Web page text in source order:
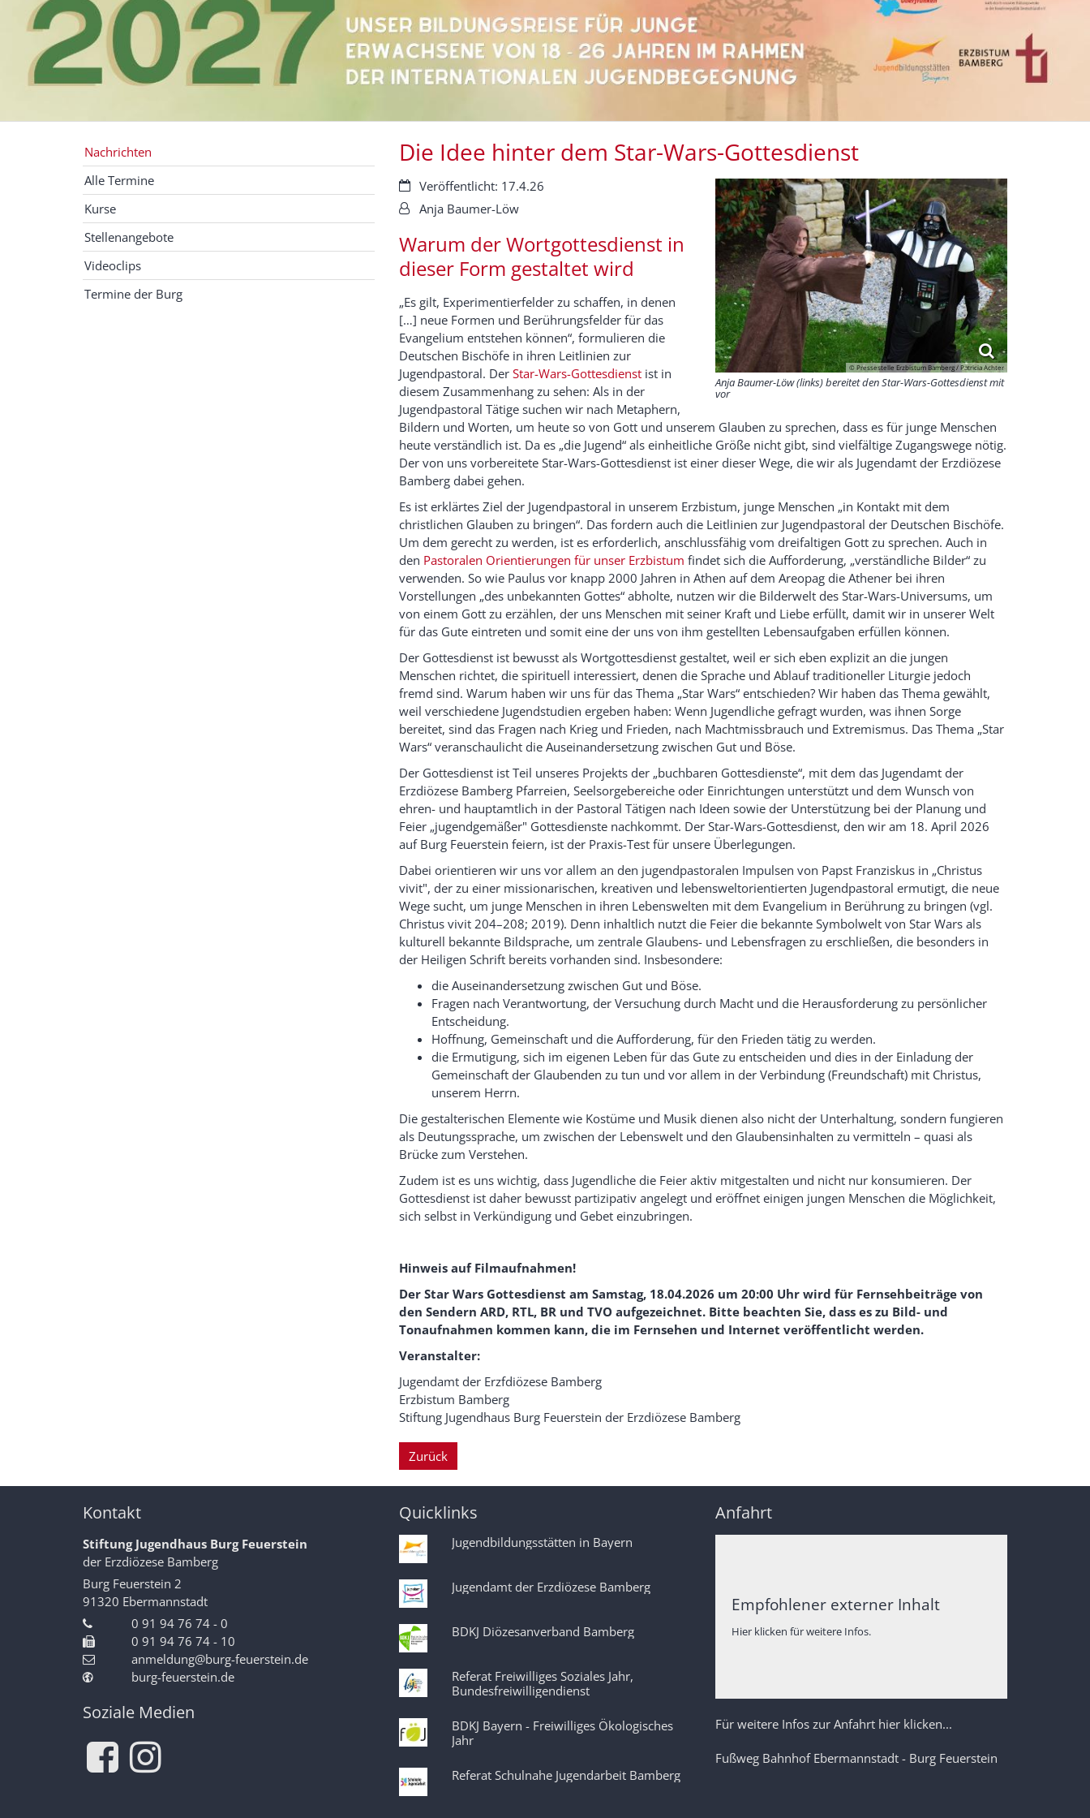
Die Idee hinter dem Star-Wars-Gottesdienst
© Pressestelle Erzbistum Bamberg / Patricia Achter
Anja Baumer-Löw (links) bereitet den Star-Wars-Gottesdienst mit
vor
Datum:Veröffentlicht: 17.4.26
Von:Anja Baumer-Löw
Warum der Wortgottesdienst in
dieser Form gestaltet wird
„Es gilt, Experimentierfelder zu schaffen, in denen
[…] neue Formen und Berührungsfelder für das
Evangelium entstehen können“, formulieren die
Deutschen Bischöfe in ihren Leitlinien zur
Jugendpastoral. Der Star-Wars-Gottesdienst ist in
diesem Zusammenhang zu sehen: Als in der
Jugendpastoral Tätige suchen wir nach Metaphern,
Bildern und Worten, um heute so von Gott und unserem Glauben zu sprechen, dass es für junge Menschen
heute verständlich ist. Da es „die Jugend“ als einheitliche Größe nicht gibt, sind vielfältige Zugangswege nötig.
Der von uns vorbereitete Star-Wars-Gottesdienst ist einer dieser Wege, die wir als Jugendamt der Erzdiözese
Bamberg dabei gehen.
Es ist erklärtes Ziel der Jugendpastoral in unserem Erzbistum, junge Menschen „in Kontakt mit dem
christlichen Glauben zu bringen“. Das fordern auch die Leitlinien zur Jugendpastoral der Deutschen Bischöfe.
Um dem gerecht zu werden, ist es erforderlich, anschlussfähig vom dreifaltigen Gott zu sprechen. Auch in
den Pastoralen Orientierungen für unser Erzbistum findet sich die Aufforderung, „verständliche Bilder“ zu
verwenden. So wie Paulus vor knapp 2000 Jahren in Athen auf dem Areopag die Athener bei ihren
Vorstellungen „des unbekannten Gottes“ abholte, nutzen wir die Bilderwelt des Star-Wars-Universums, um
von einem Gott zu erzählen, der uns Menschen mit seiner Kraft und Liebe erfüllt, damit wir in unserer Welt
für das Gute eintreten und somit eine der uns von ihm gestellten Lebensaufgaben erfüllen können.
Der Gottesdienst ist bewusst als Wortgottesdienst gestaltet, weil er sich eben explizit an die jungen
Menschen richtet, die spirituell interessiert, denen die Sprache und Ablauf traditioneller Liturgie jedoch
fremd sind. Warum haben wir uns für das Thema „Star Wars“ entschieden? Wir haben das Thema gewählt,
weil verschiedene Jugendstudien ergeben haben: Wenn Jugendliche gefragt wurden, was ihnen Sorge
bereitet, sind das Fragen nach Krieg und Frieden, nach Machtmissbrauch und Extremismus. Das Thema „Star
Wars“ veranschaulicht die Auseinandersetzung zwischen Gut und Böse.
Der Gottesdienst ist Teil unseres Projekts der „buchbaren Gottesdienste“, mit dem das Jugendamt der
Erzdiözese Bamberg Pfarreien, Seelsorgebereiche oder Einrichtungen unterstützt und dem Wunsch von
ehren- und hauptamtlich in der Pastoral Tätigen nach Ideen sowie der Unterstützung bei der Planung und
Feier „jugendgemäßer" Gottesdienste nachkommt. Der Star-Wars-Gottesdienst, den wir am 18. April 2026
auf Burg Feuerstein feiern, ist der Praxis-Test für unsere Überlegungen.
Dabei orientieren wir uns vor allem an den jugendpastoralen Impulsen von Papst Franziskus in „Christus
vivit", der zu einer missionarischen, kreativen und lebensweltorientierten Jugendpastoral ermutigt, die neue
Wege sucht, um junge Menschen in ihren Lebenswelten mit dem Evangelium in Berührung zu bringen (vgl.
Christus vivit 204–208; 2019). Denn inhaltlich nutzt die Feier die bekannte Symbolwelt von Star Wars als
kulturell bekannte Bildsprache, um zentrale Glaubens- und Lebensfragen zu erschließen, die besonders in
der Heiligen Schrift bereits vorhanden sind. Insbesondere:
die Auseinandersetzung zwischen Gut und Böse.
Fragen nach Verantwortung, der Versuchung durch Macht und die Herausforderung zu persönlicher
Entscheidung.
Hoffnung, Gemeinschaft und die Aufforderung, für den Frieden tätig zu werden.
die Ermutigung, sich im eigenen Leben für das Gute zu entscheiden und dies in der Einladung der
Gemeinschaft der Glaubenden zu tun und vor allem in der Verbindung (Freundschaft) mit Christus,
unserem Herrn.
Die gestalterischen Elemente wie Kostüme und Musik dienen also nicht der Unterhaltung, sondern fungieren
als Deutungssprache, um zwischen der Lebenswelt und den Glaubensinhalten zu vermitteln – quasi als
Brücke zum Verstehen.
Zudem ist es uns wichtig, dass Jugendliche die Feier aktiv mitgestalten und nicht nur konsumieren. Der
Gottesdienst ist daher bewusst partizipativ angelegt und eröffnet einigen jungen Menschen die Möglichkeit,
sich selbst in Verkündigung und Gebet einzubringen.
Hinweis auf Filmaufnahmen!
Der Star Wars Gottesdienst am Samstag, 18.04.2026 um 20:00 Uhr wird für Fernsehbeiträge von
den Sendern ARD, RTL, BR und TVO aufgezeichnet. Bitte beachten Sie, dass es zu Bild- und
Tonaufnahmen kommen kann, die im Fernsehen und Internet veröffentlicht werden.
Veranstalter:
Jugendamt der Erzfdiözese Bamberg
Erzbistum Bamberg
Stiftung Jugendhaus Burg Feuerstein der Erzdiözese Bamberg
Zurück
Nachrichten
Alle Termine
Kurse
Stellenangebote
Videoclips
Termine der Burg
Kontakt
Stiftung Jugendhaus Burg Feuerstein
der Erzdiözese Bamberg
Burg Feuerstein 2
91320 Ebermannstadt
0 91 94 76 74 - 0
0 91 94 76 74 - 10
anmeldung@burg-feuerstein.de
burg-feuerstein.de
Soziale Medien
Quicklinks
Jugendbildungsstätten in Bayern
Jugendamt der Erzdiözese Bamberg
BDKJ Diözesanverband Bamberg
Referat Freiwilliges Soziales Jahr,
Bundesfreiwilligendienst
BDKJ Bayern - Freiwilliges Ökologisches
Jahr
Referat Schulnahe Jugendarbeit Bamberg
Anfahrt
Empfohlener externer Inhalt
Hier klicken für weitere Infos.
Für weitere Infos zur Anfahrt hier klicken...
Fußweg Bahnhof Ebermannstadt - Burg Feuerstein